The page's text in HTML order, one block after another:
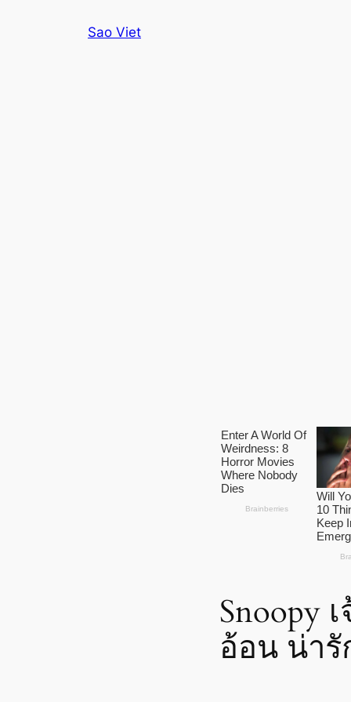
Sao Viet
Snoopy
อ้อน น่า